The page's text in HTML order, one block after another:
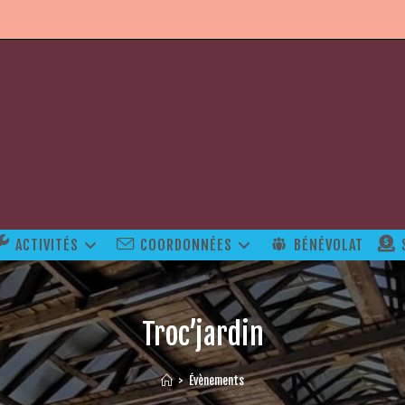
ACTIVITÉS COORDONNÉES BÉNÉVOLAT
Troc’jardin
> Évènements